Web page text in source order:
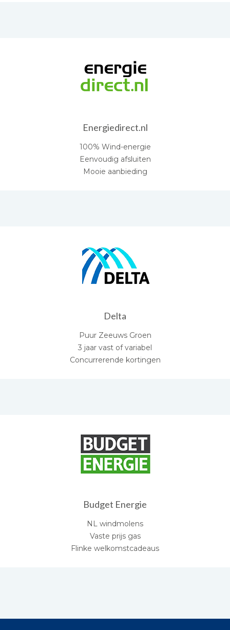
Energiedirect.nl
100% Wind-energie
Eenvoudig afsluiten
Mooie aanbieding
Delta
Puur Zeeuws Groen
3 jaar vast of variabel
Concurrerende kortingen
Budget Energie
NL windmolens
Vaste prijs gas
Flinke welkomstcadeaus